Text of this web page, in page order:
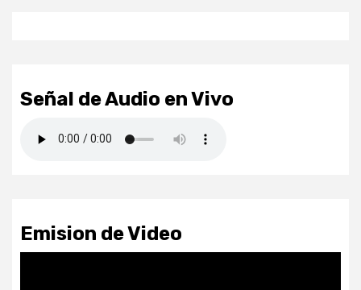
Señal de Audio en Vivo
Emision de Video